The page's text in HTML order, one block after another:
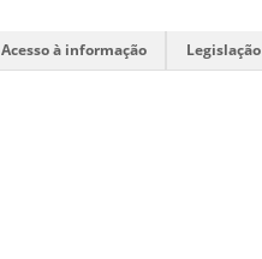
Acesso à informação Legislação